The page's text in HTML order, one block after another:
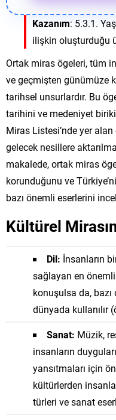
Kazanım: 5.3.1.
ilişkin oluşturduğu
Ortak miras ögeleri, tüm
ve geçmişten günümüze
tarihsel unsurlardır. Bu
tarihini ve medeniyet
Miras Listesi’nde yer
gelecek nesillere
makalede, ortak miras
korunduğunu ve
bazı önemli eserlerini
Kültürel
Dil: İnsanların
sağlayan en önemli
konuşulsa da,
dünyada kullanılır
Sanat: Müzik,
insanların
yansıtmaları için
kültürlerden
türleri ve sanat